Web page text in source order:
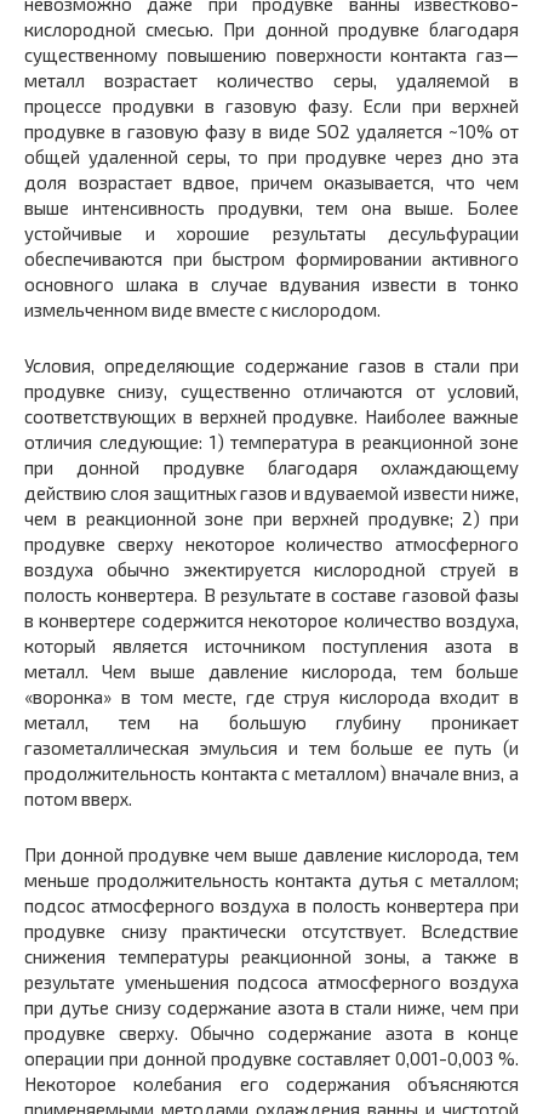
кислородной смесью. При донной продувке благодаря
существенному повышению поверхности контакта газ—
металл возрастает количество серы, удаляемой в
процессе продувки в газовую фазу. Если при верхней
продувке в газовую фазу в виде SO2 удаляется ~10% от
общей удаленной серы, то при продувке через дно эта
доля возрастает вдвое, причем оказывается, что чем
выше интенсивность продувки, тем она выше. Более
устойчивые и хорошие результаты десульфурации
обеспечиваются при быстром формировании активного
основного шлака в случае вдувания извести в тонко
измельченном виде вместе с кислородом.
Условия, определяющие содержание газов в стали при
продувке снизу, существенно отличаются от условий,
соответствующих в верхней продувке. Наиболее важные
отличия следующие: 1) температура в реакционной зоне
при донной продувке благодаря охлаждающему
действию слоя защитных газов и вдуваемой извести ниже,
чем в реакционной зоне при верхней продувке; 2) при
продувке сверху некоторое количество атмосферного
воздуха обычно эжектируется кислородной струей в
полость конвертера. В результате в составе газовой фазы
в конвертере содержится некоторое количество воздуха,
который является источником поступления азота в
металл. Чем выше давление кислорода, тем больше
«воронка» в том месте, гдеструякислорода входит в
металл, тем на большую глубину проникает
газометаллическая эмульсия и тем больше ее путь (и
продолжительность контакта с металлом) вначале вниз, а
потом вверх.
При донной продувке чем выше давление кислорода, тем
меньше продолжительность контакта дутья с металлом;
подсос атмосферного воздуха в полость конвертера при
продувке снизу практически отсутствует. Вследствие
снижения температуры реакционной зоны, а также в
результате уменьшения подсоса атмосферного воздуха
при дутье снизу содержание азота в стали ниже, чем при
продувке сверху. Обычно содержание азота в конце
операции при донной продувке составляет 0,001-0,003 %.
Некоторое колебания его содержания объясняются
применяемыми методами охлаждения ванны и чистотой